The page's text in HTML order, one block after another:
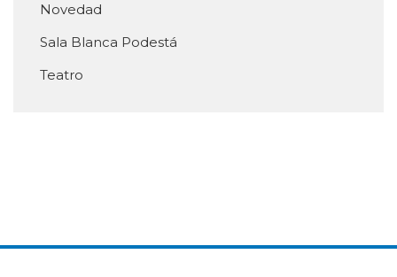
Novedad
Sala Blanca Podestá
Teatro